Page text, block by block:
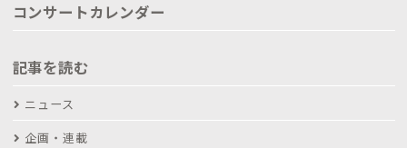
コンサートカレンダー
記事を読む
ニュース
企画・連載